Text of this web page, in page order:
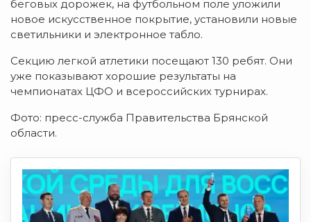
беговых дорожек, на футбольном поле уложили
новое искусственное покрытие, установили новые
светильники и электронное табло.
Секцию легкой атлетики посещают 130 ребят. Они
уже показывают хорошие результаты на
чемпионатах ЦФО и всероссийских турнирах.
Фото: пресс-служба Правительства Брянской
области.